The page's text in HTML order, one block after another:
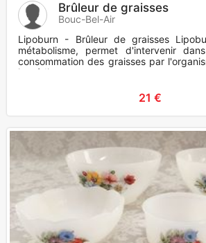
Brûleur de graisses
Bouc-Bel-Air
Lipoburn - Brûleur de graisses
métabolisme, permet d'intervenir
consommation des graisses par
ingrédients
21 €